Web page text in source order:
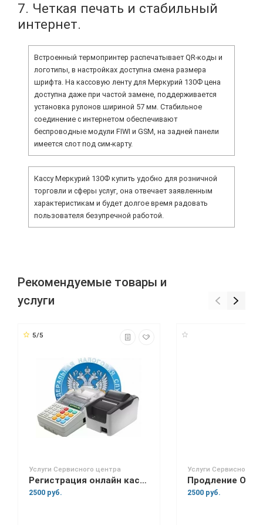
7. Четкая печать и стабильный
интернет.
Встроенный термопринтер распечатывает QR-коды и
логотипы, в настройках доступна смена размера
шрифта. На кассовую ленту для Меркурий 130Ф цена
доступна даже при частой замене, поддерживается
установка рулонов шириной 57 мм. Стабильное
соединение с интернетом обеспечивают
беспроводные модули FIWI и GSM, на задней панели
имеется слот под сим-карту.
Кассу Меркурий 130Ф купить удобно для розничной
торговли и сферы услуг, она отвечает заявленным
характеристикам и будет долгое время радовать
пользователя безупречной работой.
Рекомендуемые товары и
услуги
5/5
Услуги Сервисного центра
Регистрация онлайн кассы в налоговой
2500 руб.
Услуги Сервисного
Продление ОФД
2500 руб.